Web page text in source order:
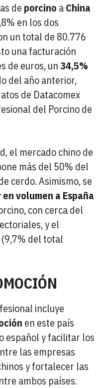
de porcino aChina
en los dos
un total de 80.776
una facturación
de euros, un34,5%
del año anterior,
de Datacomex
del Porcino de
el mercado chino de
más del 50% del
cerdo. Asimismo, se
volumen a España
con cerca del
y el
(9,7% del total
incluye
en este país
español y facilitar los
las empresas
y fortalecer las
ambos países.